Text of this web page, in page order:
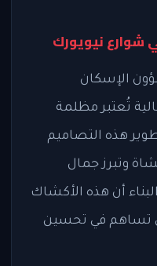
شوارع نيويورك
الإسكان
تُعتبر مظلمة
هذه التصاميم
وتبرز جمال
أن هذه الأكشاك
تساهم في تحسين